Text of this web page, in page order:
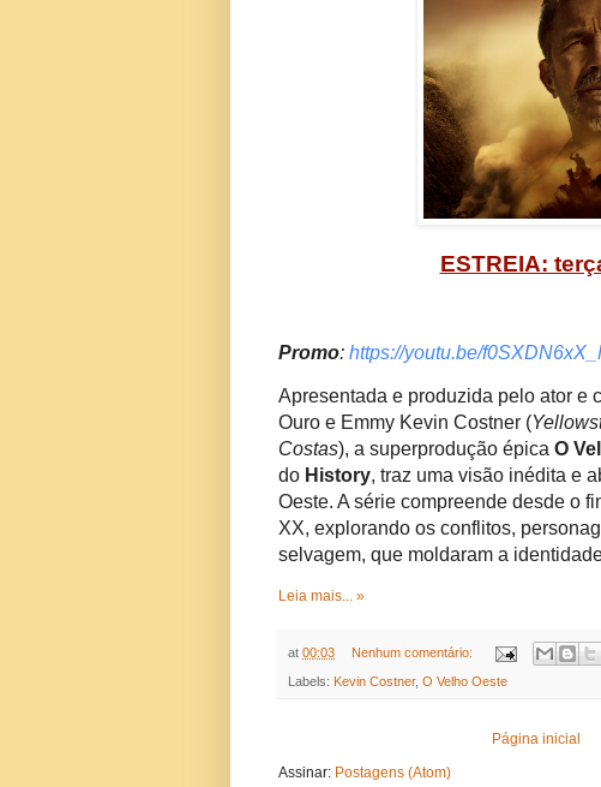
ESTREIA:
Promo: https://youtu.be/
Apresentada e produzida pelo ator e
Ouro e Emmy Kevin Costner (
Costas), a superprodução épica O
do History, traz uma visão inédita e
Oeste. A série compreende desde o
XX, explorando os conflitos,
selvagem, que moldaram a
Leia mais... »
at 00:03 Nenhum comentário:
Labels: Kevin Costner, O Velho Oeste
Página inicial
Assinar: Postagens (Atom)